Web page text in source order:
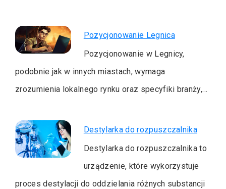
Pozycjonowanie Legnica
Pozycjonowanie w Legnicy,
podobnie jak w innych miastach, wymaga
zrozumienia lokalnego rynku oraz specyfiki branży,…
Destylarka do rozpuszczalnika
Destylarka do rozpuszczalnika to
urządzenie, które wykorzystuje
proces destylacji do oddzielania różnych substancji